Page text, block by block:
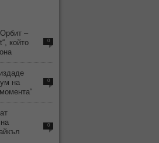
–
който
0
на
0
0